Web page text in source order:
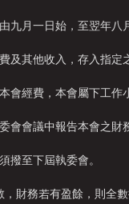
九月一日始，至翌年八
及其他收入，存入指
會經費，本會屬下工
會會議中報告本會之
撥至下屆執委會。
，財務若有盈餘，則全數